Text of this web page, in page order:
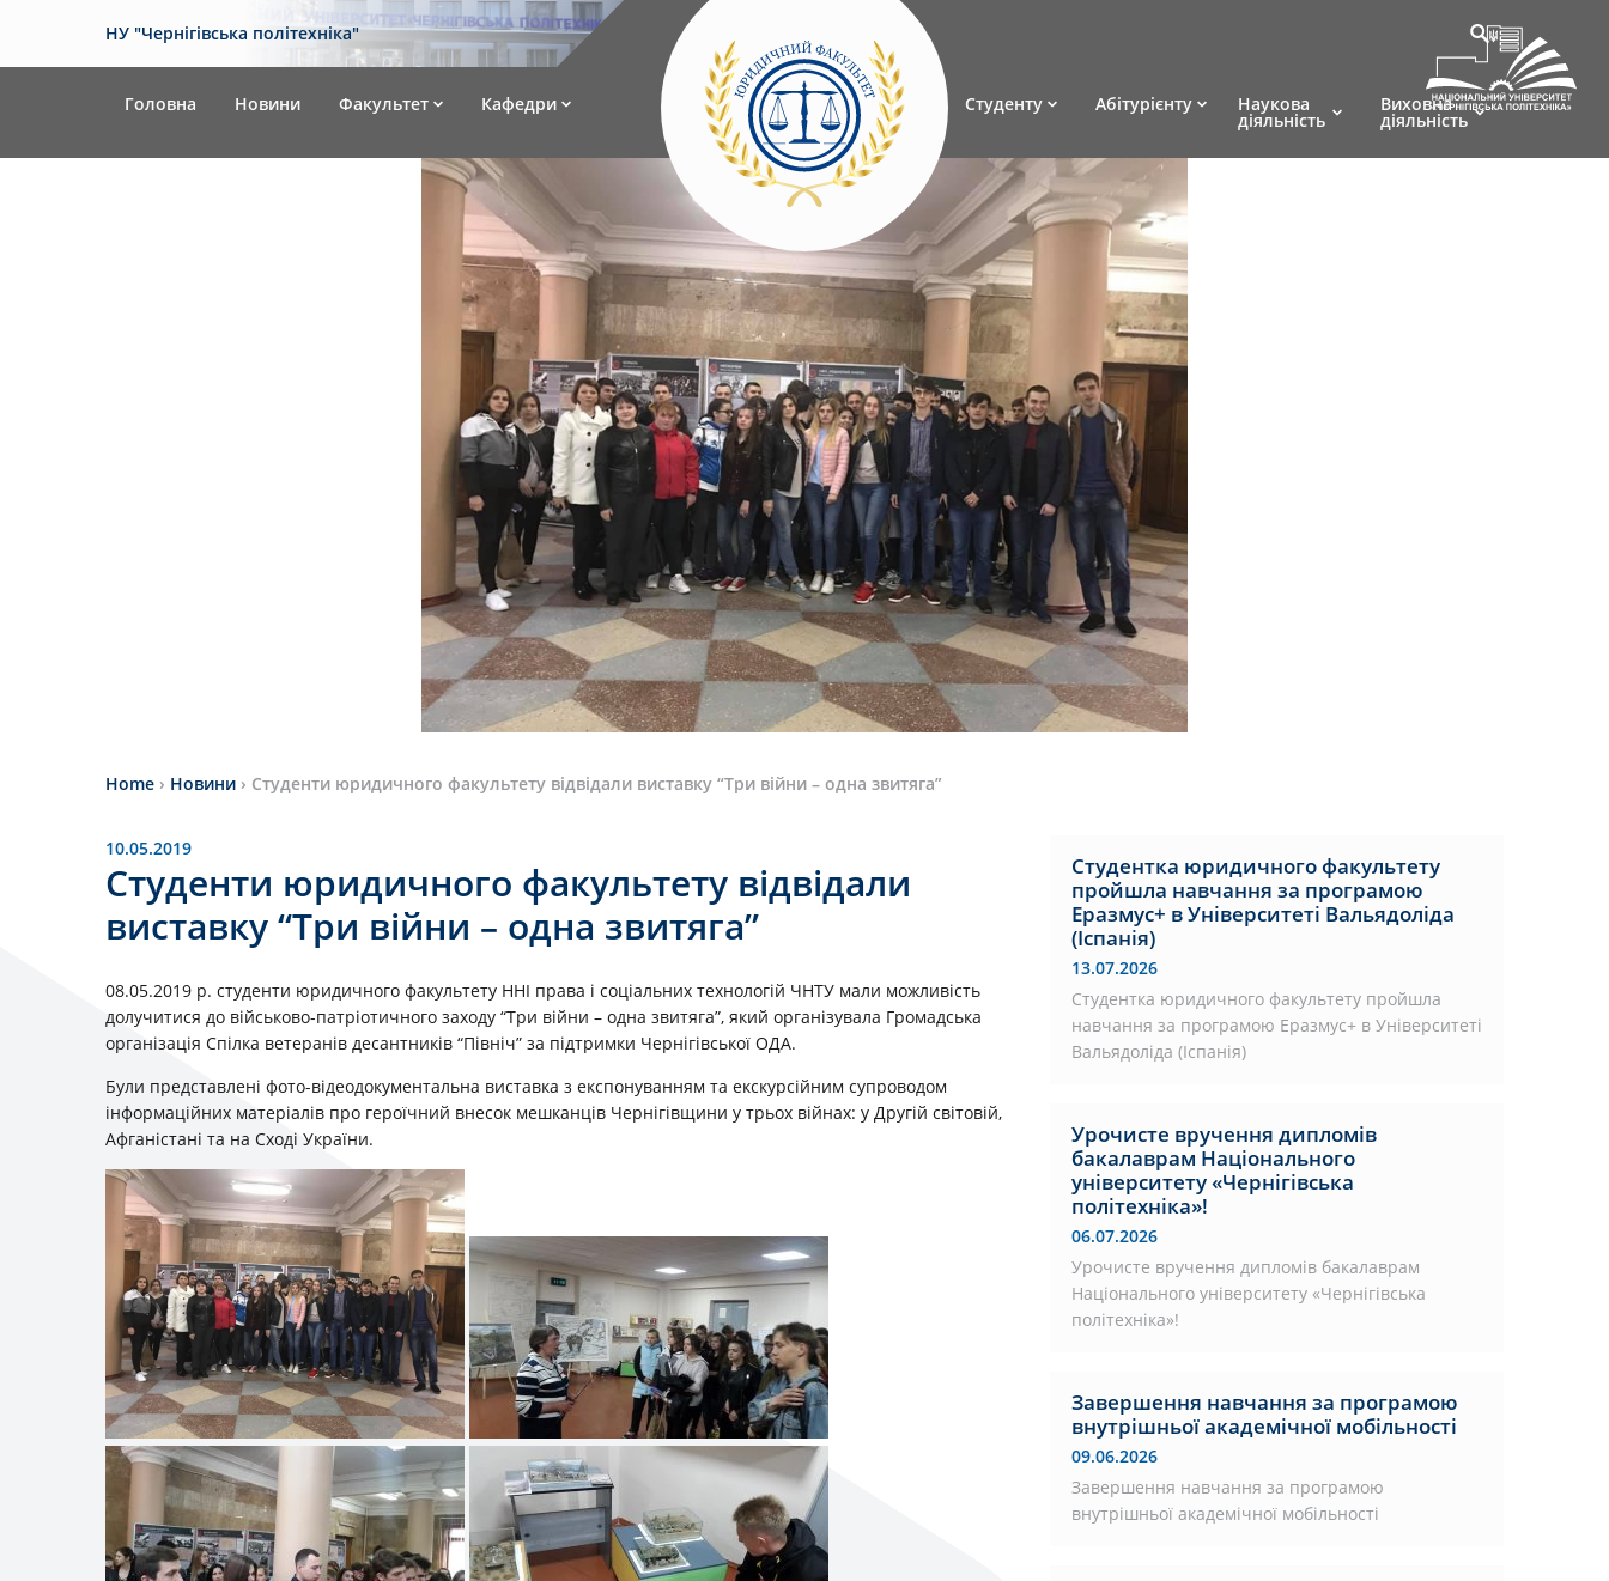
НУ "Чернігівська політехніка"
Головна Новини Факультет Кафедри Студенту Абітурієнту Наукова
діяльність
Виховна
діяльність
Home › Новини › Студенти юридичного факультету відвідали виставку “Три війни – одна звитяга”
10.05.2019
Студенти юридичного факультету відвідали
виставку “Три війни – одна звитяга”
08.05.2019 р. студенти юридичного факультету ННІ права і соціальних технологій ЧНТУ мали можливість
долучитися до військово-патріотичного заходу “Три війни – одна звитяга”, який організувала Громадська
організація Спілка ветеранів десантників “Північ” за підтримки Чернігівської ОДА.
Були представлені фото-відеодокументальна виставка з експонуванням та екскурсійним супроводом
інформаційних матеріалів про героїчний внесок мешканців Чернігівщини у трьох війнах: у Другій світовій,
Афганістані та на Сході України.
Студентка юридичного факультету
пройшла навчання за програмою
Еразмус+ в Університеті Вальядоліда
(Іспанія)
13.07.2026
Студентка юридичного факультету пройшла
навчання за програмою Еразмус+ в Університеті
Вальядоліда (Іспанія)
Урочисте вручення дипломів
бакалаврам Національного
університету «Чернігівська
політехніка»!
06.07.2026
Урочисте вручення дипломів бакалаврам
Національного університету «Чернігівська
політехніка»!
Завершення навчання за програмою
внутрішньої академічної мобільності
09.06.2026
Завершення навчання за програмою
внутрішньої академічної мобільності